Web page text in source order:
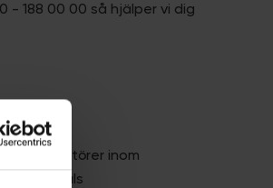
- 188 00 00 så hjälper vi dig
största aktörer inom
tusentals